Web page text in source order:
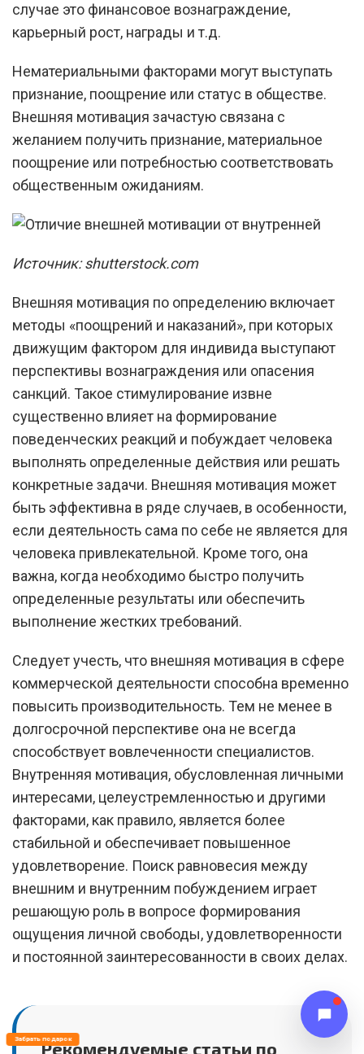
случае это финансовое вознаграждение,
карьерный рост, награды и т.д.
Нематериальными факторами могут выступать
признание, поощрение или статус в обществе.
Внешняя мотивация зачастую связана с
желанием получить признание, материальное
поощрение или потребностью соответствовать
общественным ожиданиям.
Источник: shutterstock.com
Внешняя мотивация по определению включает
методы «поощрений и наказаний», при которых
движущим фактором для индивида выступают
перспективы вознаграждения или опасения
санкций. Такое стимулирование извне
существенно влияет на формирование
поведенческих реакций и побуждает человека
выполнять определенные действия или решать
конкретные задачи. Внешняя мотивация может
быть эффективна в ряде случаев, в особенности,
если деятельность сама по себе не является для
человека привлекательной. Кроме того, она
важна, когда необходимо быстро получить
определенные результаты или обеспечить
выполнение жестких требований.
Следует учесть, что внешняя мотивация в сфере
коммерческой деятельности способна временно
повысить производительность. Тем не менее в
долгосрочной перспективе она не всегда
способствует вовлеченности специалистов.
Внутренняя мотивация, обусловленная личными
интересами, целеустремленностью и другими
факторами, как правило, является более
стабильной и обеспечивает повышенное
удовлетворение. Поиск равновесия между
внешним и внутренним побуждением играет
решающую роль в вопросе формирования
ощущения личной свободы, удовлетворенности
и постоянной заинтересованности в своих делах.
Рекомендуемые статьи по
Забрать подарок